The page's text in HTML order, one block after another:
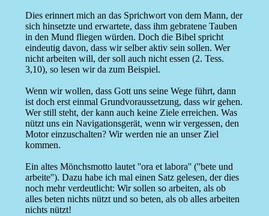
Dies erinnert mich an das Sprichwort von dem Mann, der
sich hinsetzte und erwartete, dass ihm gebratene Tauben
in den Mund fliegen würden. Doch die Bibel spricht
eindeutig davon, dass wir selber aktiv sein sollen. Wer
nicht arbeiten will, der soll auch nicht essen (2. Tess.
3,10), so lesen wir da zum Beispiel.
Wenn wir wollen, dass Gott uns seine Wege führt, dann
ist doch erst einmal Grundvoraussetzung, dass wir gehen.
Wer still steht, der kann auch keine Ziele erreichen. Was
nützt uns ein Navigationsgerät, wenn wir vergessen, den
Motor einzuschalten? Wir werden nie an unser Ziel
kommen.
Ein altes Mönchsmotto lautet ''ora et labora'' (''bete und
arbeite''). Dazu habe ich mal einen Satz gelesen, der dies
noch mehr verdeutlicht: Wir sollen so arbeiten, als ob
alles beten nichts nützt und so beten, als ob alles arbeiten
nichts nützt!